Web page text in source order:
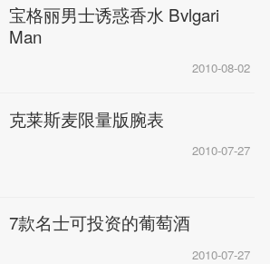
宝格丽男士诱惑香水 Bvlgari
Man
2010-08-02
克莱斯麦限量版腕表
2010-07-27
7款名士可投资的葡萄酒
2010-07-27